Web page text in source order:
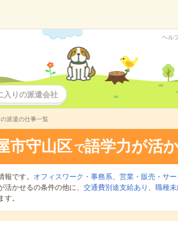
ヘル
入りの派遣会社
派遣の仕事一覧
市守山区 で語学力が活
です。 オフィスワーク・事務系、 営業・販売・サ
かせるの条件の他に、 交通費別途支給あり 、 職種
。